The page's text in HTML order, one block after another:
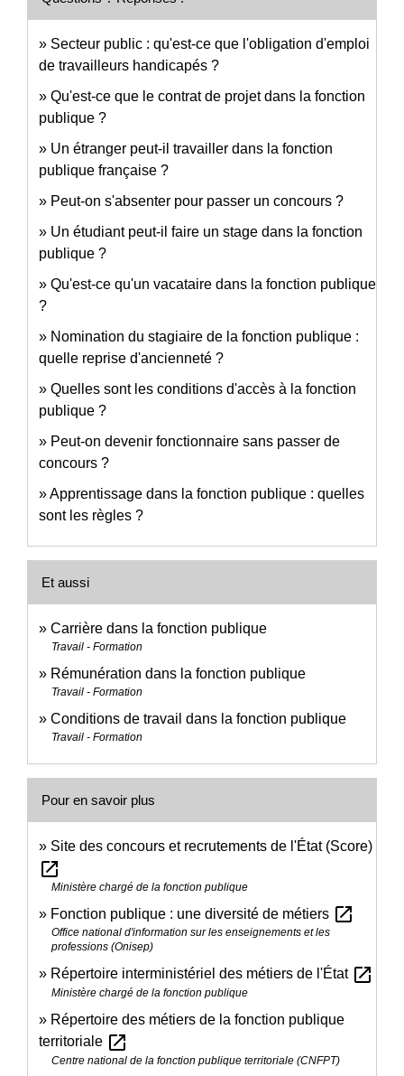
Secteur public : qu'est-ce que l'obligation d'emploi
de travailleurs handicapés ?
Qu'est-ce que le contrat de projet dans la fonction
publique ?
Un étranger peut-il travailler dans la fonction
publique française ?
Peut-on s'absenter pour passer un concours ?
Un étudiant peut-il faire un stage dans la fonction
publique ?
Qu'est-ce qu'un vacataire dans la fonction publique
?
Nomination du stagiaire de la fonction publique :
quelle reprise d'ancienneté ?
Quelles sont les conditions d'accès à la fonction
publique ?
Peut-on devenir fonctionnaire sans passer de
concours ?
Apprentissage dans la fonction publique : quelles
sont les règles ?
Et aussi
Carrière dans la fonction publique
Travail - Formation
Rémunération dans la fonction publique
Travail - Formation
Conditions de travail dans la fonction publique
Travail - Formation
Pour en savoir plus
Site des concours et recrutements de l'État (Score)
open_in_new
Ministère chargé de la fonction publique
Fonction publique : une diversité de métiers open_in_new
Office national d'information sur les enseignements et les
professions (Onisep)
Répertoire interministériel des métiers de l'État open_in_new
Ministère chargé de la fonction publique
Répertoire des métiers de la fonction publique
territoriale open_in_new
Centre national de la fonction publique territoriale (CNFPT)